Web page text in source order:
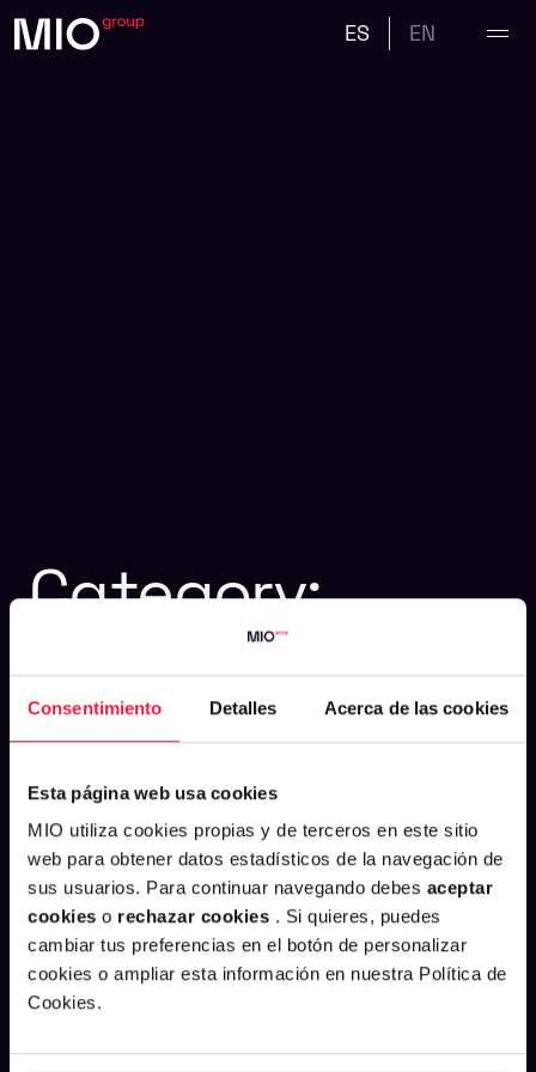
Consentimiento Detalles Acerca de las cookies
Esta página web usa cookies
MIO utiliza cookies propias y de terceros en este sitio
web para obtener datos estadísticos de la navegación de
sus usuarios. Para continuar navegando debes aceptar
cookies o rechazar cookies . Si quieres, puedes
cambiar tus preferencias en el botón de personalizar
cookies o ampliar esta información en nuestra Política de
Cookies.
ES EN
Category:
datarmony